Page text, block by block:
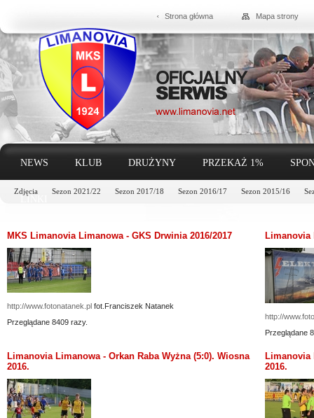
Strona główna Mapa strony
NEWS KLUB DRUŻYNY PRZEKAŻ 1%
Zdjęcia Sezon 2021/22 Sezon 2017/18 Sezon 2016/17 Sezon 2015/16
LINKI
MKS Limanovia Limanowa - GKS Drwinia 2016/2017
http://www.fotonatanek.pl fot.Franciszek Natanek
Przeglądane 8409 razy.
Limanovia
http://
Przeglądane
Limanovia Limanowa - Orkan Raba Wyżna (5:0). Wiosna
2016.
Limanovia
2016.